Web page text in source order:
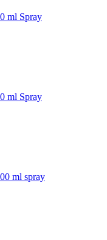
ml Spray
ml Spray
ml spray